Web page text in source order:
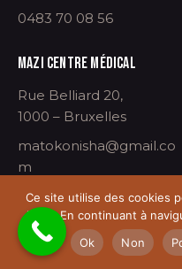
0483 70 08 56
MAZI CENTRE MÉDICAL
Rue Belliard 20,
1000 – Bruxelles
matokonisha@gmail.co
m
©Nisha 2024 – L’arrivée
extraordinaire
Ce site utilise des cookies
ligne. En continuant à
Ok
Non